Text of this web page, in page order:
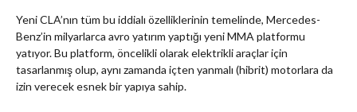
Yeni CLA’nın tüm bu iddialı özelliklerinin temelinde, Mercedes-
Benz’in milyarlarca avro yatırım yaptığı yeni MMA platformu
yatıyor. Bu platform, öncelikli olarak elektrikli araçlar için
tasarlanmış olup, aynı zamanda içten yanmalı (hibrit) motorlara da
izin verecek esnek bir yapıya sahip.